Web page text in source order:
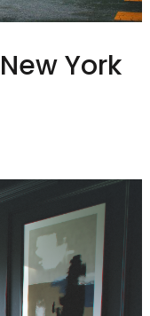
York